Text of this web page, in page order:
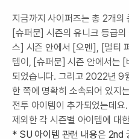
지금까지 사이퍼즈는 총 2개의
[슈퍼문] 시즌의 유니크 등급
스] 시즌 안에서 [오멘], [멀티
템이, [슈퍼문] 시즌 안에서는 [
되었습니다. 그리고 2022년 9
한 쪽에 명확히 소속되어 있지
전투 아이템이 추가되었는데
제외한 각 시즌별 아이템에 대
* SU 아이템 관련 내용은 2nd